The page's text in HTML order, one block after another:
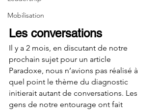
Mobilisation
Les conversations
Il y a 2 mois, en discutant de notre
prochain sujet pour un article
Paradoxe, nous n’avions pas réalisé à
quel point le thème du diagnostic
initierait autant de conversations. Les
gens de notre entourage ont fait